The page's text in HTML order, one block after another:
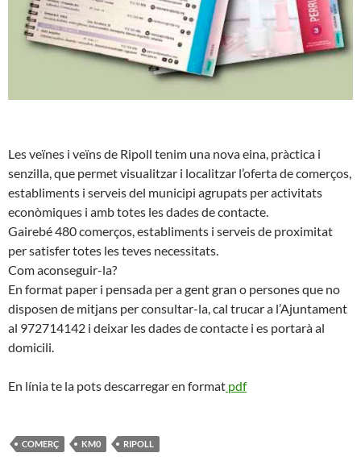
Les veïnes i veïns de Ripoll tenim una nova eina, pràctica i
senzilla, que permet visualitzar i localitzar l’oferta de comerços,
establiments i serveis del municipi agrupats per activitats
econòmiques i amb totes les dades de contacte.
Gairebé 480 comerços, establiments i serveis de proximitat
per satisfer totes les teves necessitats.
Com aconseguir-la?
En format paper i pensada per a gent gran o persones que no
disposen de mitjans per consultar-la, cal trucar a l’Ajuntament
al 972714142 i deixar les dades de contacte i es portarà al
domicili.
En línia te la pots descarregar en format pdf
COMERÇ KM0 RIPOLL